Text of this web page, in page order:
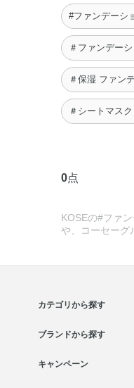
#ファンデーシ
＃ファンデー
＃保湿 ファン
＃シートマス
0点
KOSEの#ファ
や、コーセーグ
カテゴリから探す
ブランドから探す
キャンペーン